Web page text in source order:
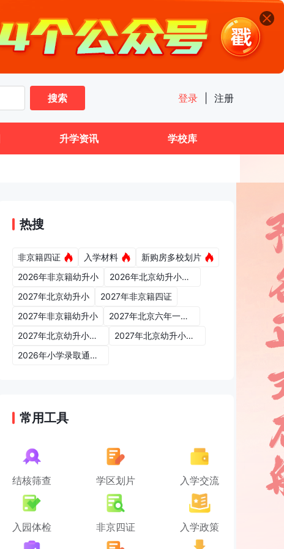
搜索
登录 注册
升学资讯 学校库
热搜
非京籍四证 入学材料
新购房多校划片
2026年非京籍幼升小
2026年北京幼升小入学政策
2027年北京幼升小
2027年非京籍四证
2027年非京籍幼升小
2027年北京六年一学位政策
2027年北京幼升小六年一学位政策
2027年北京幼升小入学政策
2026年小学录取通知书
常用工具
结核筛查 学区划片 入学交流
入园体检 非京四证 入学政策